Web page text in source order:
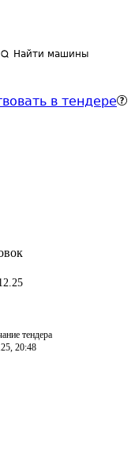
Найти машины
в тендере
тендера
20:48